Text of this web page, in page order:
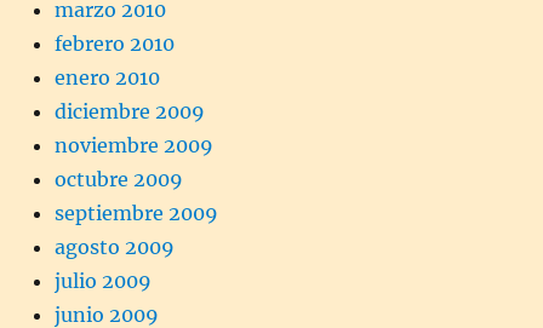
marzo 2010
febrero 2010
enero 2010
diciembre 2009
noviembre 2009
octubre 2009
septiembre 2009
agosto 2009
julio 2009
junio 2009